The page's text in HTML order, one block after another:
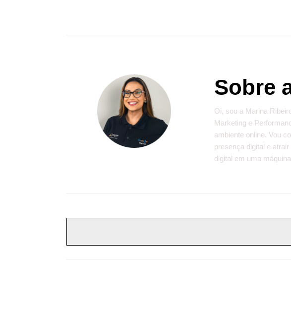
Sobre
Oi, sou a Marina
Marketing e
ambiente online. Vou
presença digital e
digital em uma